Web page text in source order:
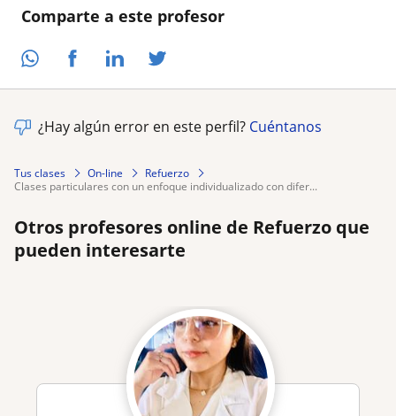
Comparte a este profesor
¿Hay algún error en este perfil? Cuéntanos
Tus clases On-line
Refuerzo
clases particulares con un enfoque individualizado con difer...
Otros profesores online de Refuerzo que
pueden interesarte